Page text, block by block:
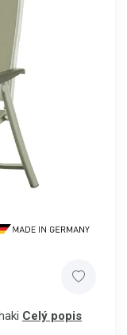
Celý popis